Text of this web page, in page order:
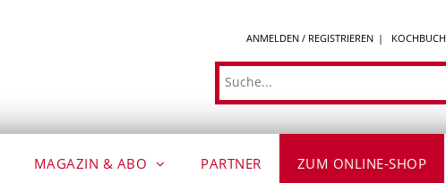
ANMELDEN / REGISTRIEREN KOCHBUCH
Suche
MAGAZIN & ABO PARTNER ZUM ONLINE-SHOP